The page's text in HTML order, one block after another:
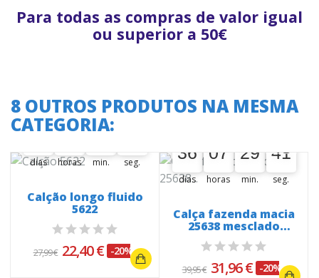
Para todas as compras de valor igual
ou superior a 50€
8 OUTROS PRODUTOS NA MESMA
CATEGORIA:
A oferta termina em:
36
36
00
dias
07
07
00
horas
29
29
00
min. seg.
Calção longo fluido
5622
27,99 € 22,40 € -20%
36
36
00
dias
07
07
00
horas
29
29
00
min.
40
40
41
seg.
Calça fazenda macia
25638 mesclado
acastanhado
39,95 € 31,96 € -20%